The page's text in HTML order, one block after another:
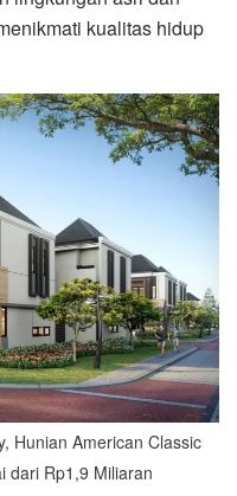
kualitas hidup
Hunian American Classic
dari Rp1,9 Miliaran